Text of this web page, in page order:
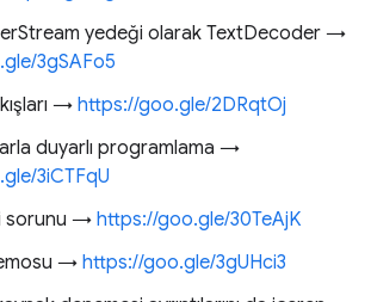
yedeği olarak TextDecoder →
3gSAFo5
→ https://goo.gle/2DRqtOj
duyarlı programlama →
3iCTFqU
sorunu → https://goo.gle/30TeAjK
→ https://goo.gle/3gUHci3